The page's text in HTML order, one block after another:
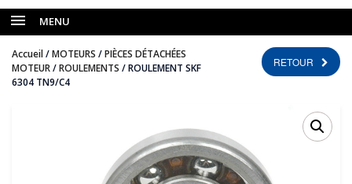
MENU
Accueil/MOTEURS /PIÈCES DÉTACHÉES
MOTEUR/ROULEMENTS / ROULEMENT SKF
6304 TN9/C4
RETOUR